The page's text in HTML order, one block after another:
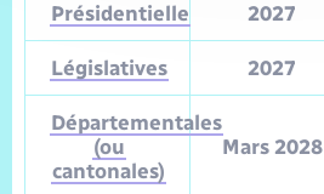
Présidentielle 2027
Législatives 2027
Départementales
(ou
cantonales)
Mars 2028